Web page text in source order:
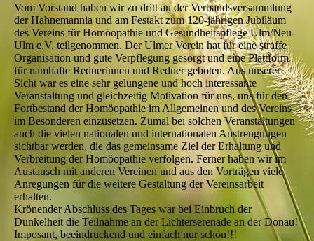
Vom Vorstand haben wir zu dritt an der Verbandsversammlung
der Hahnemannia und am Festakt zum 120-jährigen Jubiläum
des Vereins für Homöopathie und Gesundheitspflege Ulm/Neu-
Ulm e.V. teilgenommen. Der Ulmer Verein hat für eine straffe
Organisation und gute Verpflegung gesorgt und eine Plattform
für namhafte Rednerinnen und Redner geboten. Aus unserer
Sicht war es eine sehr gelungene und hoch interessante
Veranstaltung und gleichzeitig Motivation für uns, uns für den
Fortbestand der Homöopathie im Allgemeinen und des Vereins
im Besonderen einzusetzen. Zumal bei solchen Veranstaltungen
auch die vielen nationalen und internationalen Anstrengungen
sichtbar werden, die das gemeinsame Ziel der Erhaltung und
Verbreitung der Homöopathie verfolgen. Ferner haben wir im
Austausch mit anderen Vereinen und aus den Vorträgen viele
Anregungen für die weitere Gestaltung der Vereinsarbeit
erhalten.
Krönender Abschluss des Tages war bei Einbruch der
Dunkelheit die Teilnahme an der Lichterserenade an der Donau!
Imposant, beeindruckend und einfach nur schön!!!